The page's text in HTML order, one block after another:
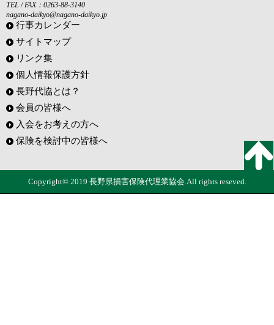
TEL / FAX：0263-88-3140
nagano-daikyo@nagano-daikyo.jp
行事カレンダー
サイトマップ
リンク集
個人情報保護方針
長野代協とは？
会員の皆様へ
入会をお考えの方へ
保険を検討中の皆様へ
Copyright© 2019 長野県損害保険代理業協会.All rights reseved.